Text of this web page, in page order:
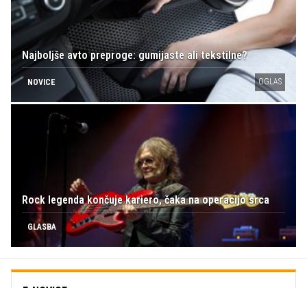
Najboljše avto preproge: gumijaste ali tekstilne?
NOVICE OGLAS
Rock legenda končuje kariero, čaka na operacijo srca
GLASBA